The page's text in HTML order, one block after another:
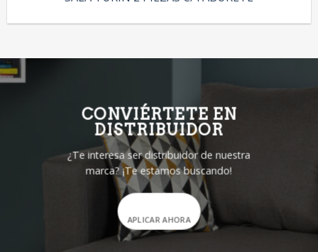
CONVIÉRTETE EN
DISTRIBUIDOR
¿Te interesa ser distribuidor de nuestra
marca? ¡Te estamos buscando!
APLICAR AHORA